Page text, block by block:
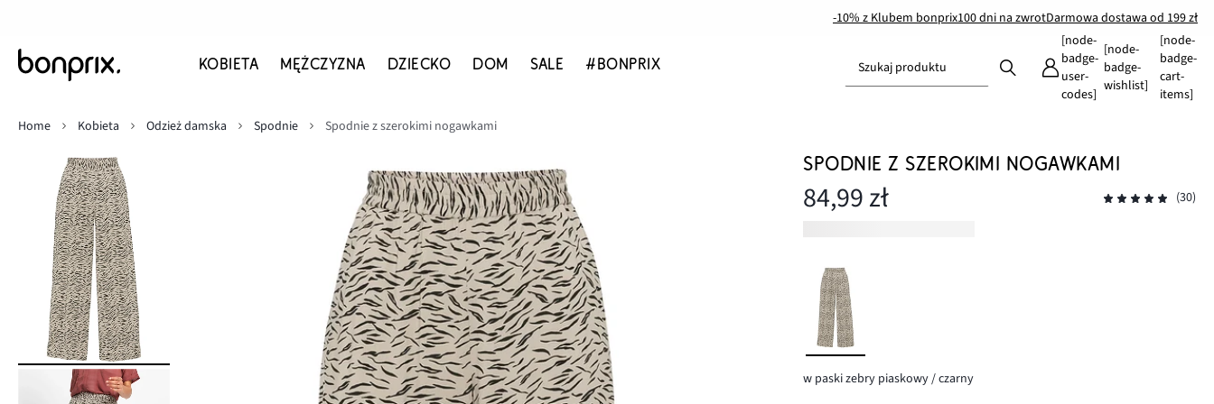
-10% z Klubem bonprix100 dni na zwrotDarmowa dostawa od 199 zł
KOBIETA MĘŻCZYZNA DZIECKO DOM SALE #BONPRIX Szukaj produktu
[node-
badge-
user-
codes]
[node-
badge-
wishlist]
[node-
badge-
cart-
items]
Home
Kobieta Odzież damska Spodnie Spodnie z szerokimi nogawkami
SPODNIE Z SZEROKIMI NOGAWKAMI
84,99 zł (30)
w paski zebry piaskowy / czarny